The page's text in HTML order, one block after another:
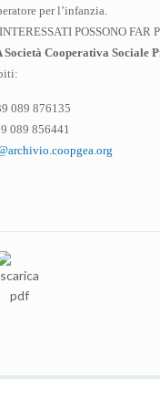
per l’infanzia.
POSSONO
Società Cooperativa Sociale
089 876135
089 856441